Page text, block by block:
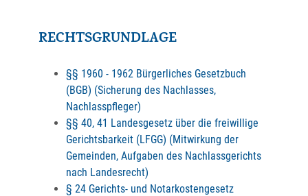
RECHTSGRUNDLAGE
§§ 1960 - 1962 Bürgerliches Gesetzbuch
(BGB) (Sicherung des Nachlasses,
Nachlasspfleger)
§§ 40, 41 Landesgesetz über die freiwillige
Gerichtsbarkeit (LFGG) (Mitwirkung der
Gemeinden, Aufgaben des Nachlassgerichts
nach Landesrecht)
§ 24 Gerichts- und Notarkostengesetz